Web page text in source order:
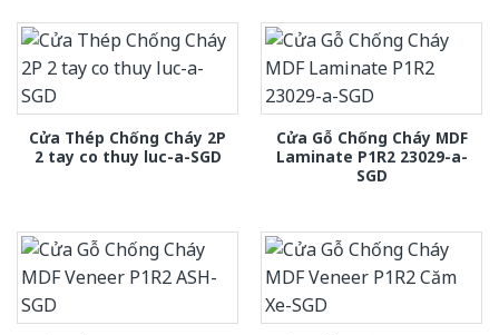
Cửa Thép Chống Cháy 2P
2 tay co thuy luc-a-SGD
Cửa Gỗ Chống Cháy MDF
Laminate P1R2 23029-a-
SGD